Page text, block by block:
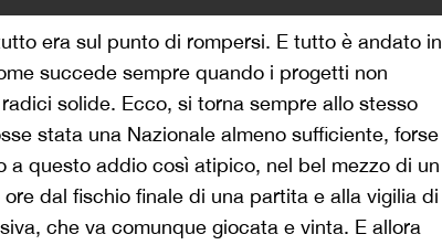
era sul punto di rompersi. E tutto è andato in
succede sempre quando i progetti non
solide. Ecco, si torna sempre allo stesso
stata una Nazionale almeno sufficiente, forse
a questo addio così atipico, nel bel mezzo di un
dal fischio finale di una partita e alla vigilia di
che va comunque giocata e vinta. E allora